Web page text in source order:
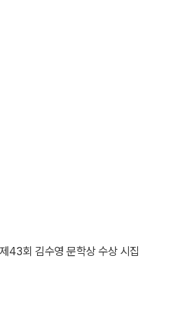
43회 김수영 문학상 수상 시집